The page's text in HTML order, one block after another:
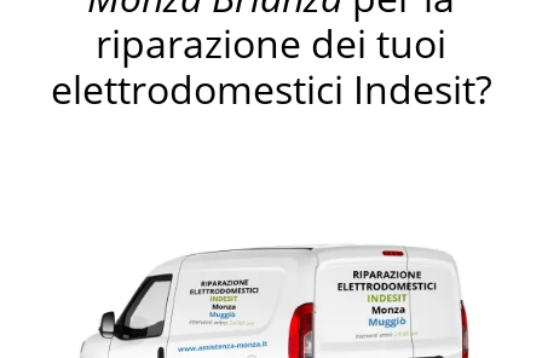
riparazione dei tuoi
elettrodomestici Indesit?